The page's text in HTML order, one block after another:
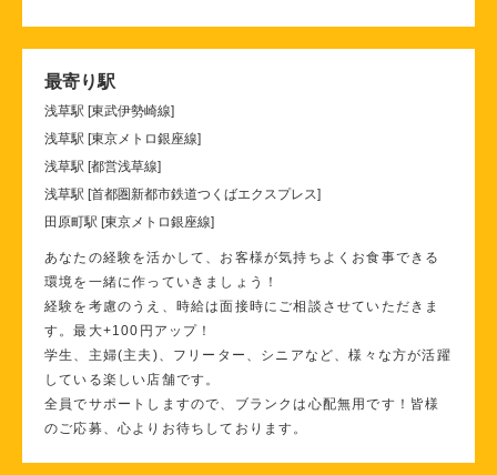
最寄り駅
浅草駅 [東武伊勢崎線]
浅草駅 [東京メトロ銀座線]
浅草駅 [都営浅草線]
浅草駅 [首都圏新都市鉄道つくばエクスプレス]
田原町駅 [東京メトロ銀座線]
あなたの経験を活かして、お客様が気持ちよくお食事できる
環境を一緒に作っていきましょう！
経験を考慮のうえ、時給は面接時にご相談させていただきま
す。最大+100円アップ！
学生、主婦(主夫)、フリーター、シニアなど、様々な方が活躍
している楽しい店舗です。
全員でサポートしますので、ブランクは心配無用です！皆様
のご応募、心よりお待ちしております。